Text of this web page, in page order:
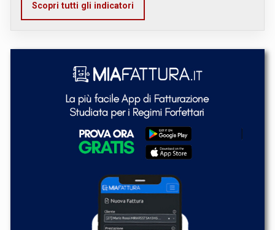
Scopri tutti gli indicatori